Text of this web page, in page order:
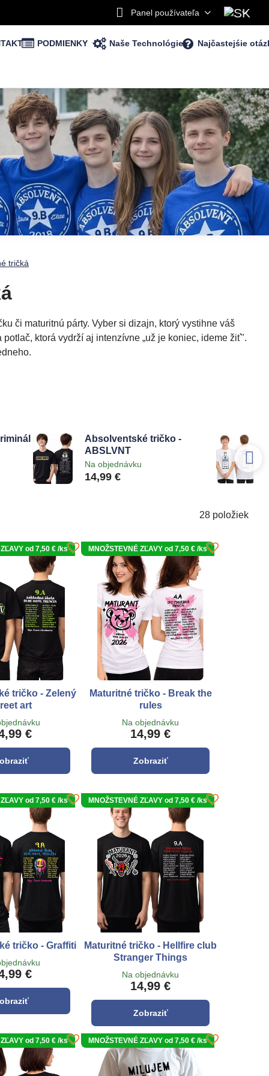
Panel používateľa
PODMIENKY Naše Technológie Najčastejśie
tričká
či maturitnú párty. Vyber si dizajn, ktorý vystihne váš
ktorá vydrží aj intenzívne „už je koniec, ideme žiť".
Absolventské tričko -
ABSLVNT
Na objednávku
14,99 €
28 položiek
od 7,50 € /ks
tričko - Zelený
art
€
MNOŽSTEVNÉ ZĽAVY od 7,50 € /ks
Maturitné tričko - Break the
rules
Na objednávku
14,99 €
Zobraziť
od 7,50 € /ks
tričko - Graffiti
€
MNOŽSTEVNÉ ZĽAVY od 7,50 € /ks
Maturitné tričko - Hellfire club
Stranger Things
Na objednávku
14,99 €
Zobraziť
od 7,50 € /ks MNOŽSTEVNÉ ZĽAVY od 7,50 € /ks